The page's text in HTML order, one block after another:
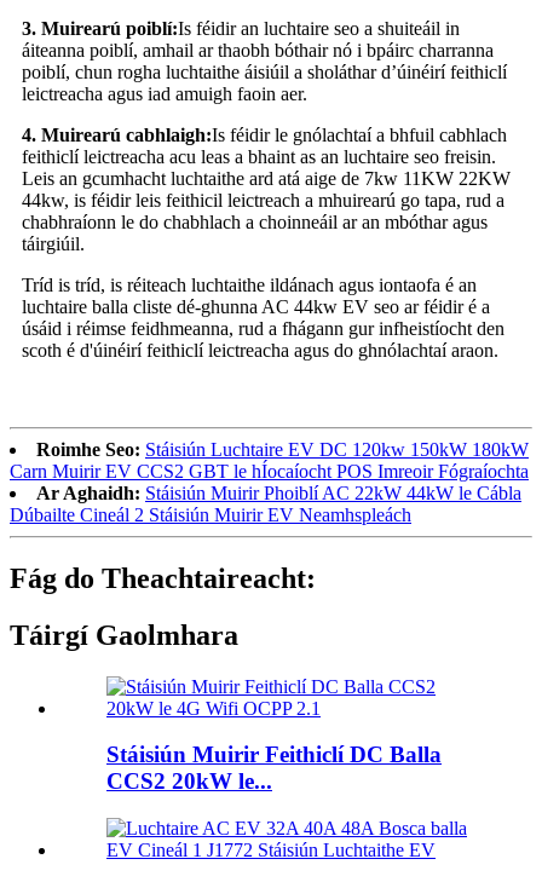
3. Muirearú poiblí:Is féidir an luchtaire seo a shuiteáil in
áiteanna poiblí, amhail ar thaobh bóthair nó i bpáirc charranna
poiblí, chun rogha luchtaithe áisiúil a sholáthar d’úinéirí feithiclí
leictreacha agus iad amuigh faoin aer.
4. Muirearú cabhlaigh:Is féidir le gnólachtaí a bhfuil cabhlach
feithiclí leictreacha acu leas a bhaint as an luchtaire seo freisin.
Leis an gcumhacht luchtaithe ard atá aige de 7kw 11KW 22KW
44kw, is féidir leis feithicil leictreach a mhuirearú go tapa, rud a
chabhraíonn le do chabhlach a choinneáil ar an mbóthar agus
táirgiúil.
Tríd is tríd, is réiteach luchtaithe ildánach agus iontaofa é an
luchtaire balla cliste dé-ghunna AC 44kw EV seo ar féidir é a
úsáid i réimse feidhmeanna, rud a fhágann gur infheistíocht den
scoth é d'úinéirí feithiclí leictreacha agus do ghnólachtaí araon.
Roimhe Seo: Stáisiún Luchtaire EV DC 120kw 150kW 180kW
Carn Muirir EV CCS2 GBT le hÍocaíocht POS Imreoir Fógraíochta
Ar Aghaidh: Stáisiún Muirir Phoiblí AC 22kW 44kW le Cábla
Dúbailte Cineál 2 Stáisiún Muirir EV Neamhspleách
Fág do Theachtaireacht:
Táirgí Gaolmhara
Stáisiún Muirir Feithiclí DC Balla
CCS2 20kW le...